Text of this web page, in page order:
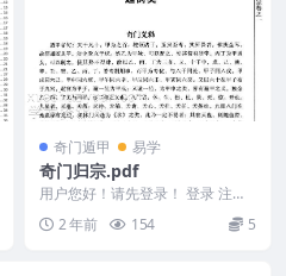
奇门遁甲 易学
奇门归宗.pdf
用户您好！请先登录！ 登录 注册
奇门归宗.pdf 2404015-22 &nb...
2 年前 154 5